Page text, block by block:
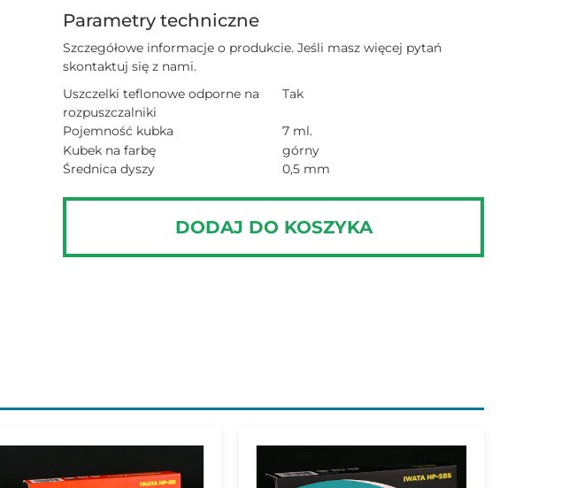
Parametry techniczne
Szczegółowe informacje o produkcie. Jeśli masz więcej pytań
skontaktuj się z nami.
Uszczelki teflonowe odporne na
rozpuszczalniki
Tak
Pojemność kubka
7 ml.
Kubek na farbę
górny
Średnica dyszy
0,5 mm
DODAJ DO KOSZYKA